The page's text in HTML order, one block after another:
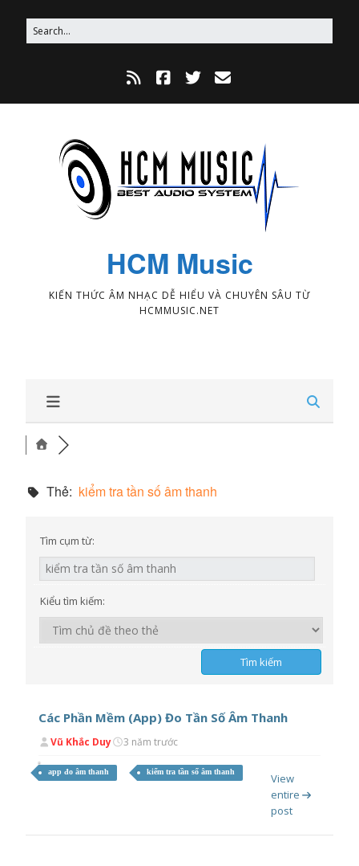
HCM Music
KIẾN THỨC ÂM NHẠC DỄ HIỂU VÀ CHUYÊN SÂU TỪ
HCMMUSIC.NET
Thẻ: kiểm tra tần số âm thanh
Tìm cụm từ:
Kiểu tìm kiếm:
Các Phần Mềm (App) Đo Tần Số Âm Thanh
Vũ Khắc Duy 3 năm trước
app đo âm thanh kiểm tra tần số âm thanh
View
entire
post